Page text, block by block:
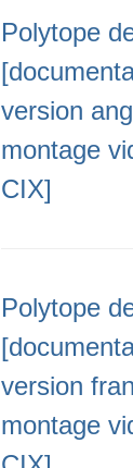
Polytope
version
montage
CIX]
Polytope
version
montage